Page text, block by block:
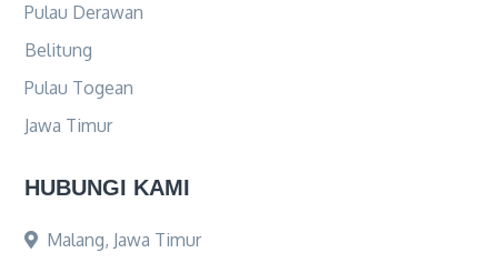
Pulau Derawan
Belitung
Pulau Togean
Jawa Timur
HUBUNGI KAMI
Malang, Jawa Timur